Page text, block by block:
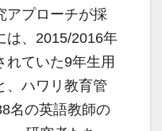
アプローチが採
は、2015/2016年
れていた9年生用
、ハワリ教育管
名の英語教師の